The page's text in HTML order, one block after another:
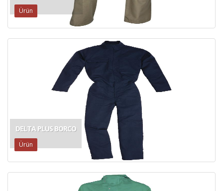
Ürün
DELTA PLUS BORCO
Ürün